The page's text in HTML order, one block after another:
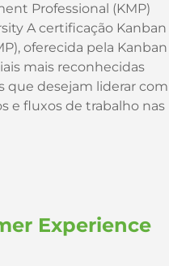
Professional (KMP)
A certificação Kanban
oferecida pela Kanban
mais reconhecidas
que desejam liderar com
e fluxos de trabalho nas
Experience